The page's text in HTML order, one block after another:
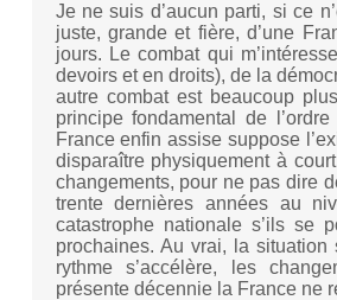
Je ne suis d’aucun parti, si ce
juste, grande et fière, d’une
jours. Le combat qui
devoirs et en droits), de la
autre combat est beaucoup
principe fondamental de
France enfin assise suppose
disparaître physiquement à
changements, pour ne pas dire
trente dernières années au
catastrophe nationale s’ils se
prochaines. Au vrai, la
rythme s’accélère, les
présente décennie la France ne